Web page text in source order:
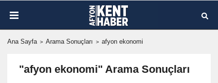
Ana Sayfa Arama Sonuçları afyon ekonomi
"afyon ekonomi" Arama Sonuçları